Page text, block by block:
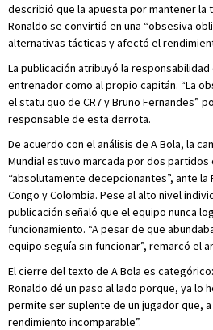
describió que la apuesta por mantener la
Ronaldo se convirtió en una “obsesiva
alternativas tácticas y afectó el
La publicación atribuyó la
entrenador como al propio capitán. “La
el statu quo de CR7 y Bruno Fernandes”
responsable de esta derrota.
De acuerdo con el análisis de A Bola, la
Mundial estuvo marcada por dos
“absolutamente decepcionantes”, ante
Congo y Colombia. Pese al alto nivel
publicación señaló que el equipo nunca
funcionamiento. “A pesar de que
equipo seguía sin funcionar”, remarcó el
El cierre del texto de A Bola es
Ronaldo dé un paso al lado porque, ya lo
permite ser suplente de un jugador que,
rendimiento incomparable”.